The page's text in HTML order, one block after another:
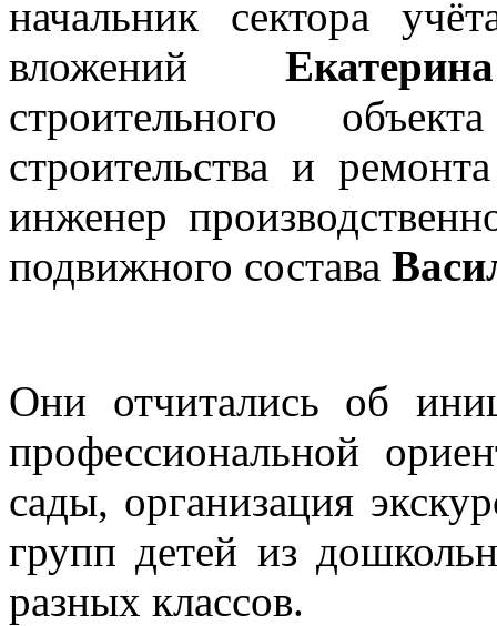
начальник сектора
вложений
строительного
строительства и
инженер
подвижного состава
Они отчитались об
профессиональной
сады, организация
групп детей из
разных классов.